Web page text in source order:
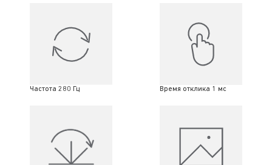
Частота 280 Гц Время отклика 1 мс